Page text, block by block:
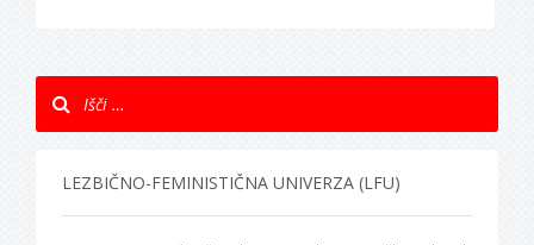
LEZBIČNO-FEMINISTIČNA UNIVERZA (LFU)